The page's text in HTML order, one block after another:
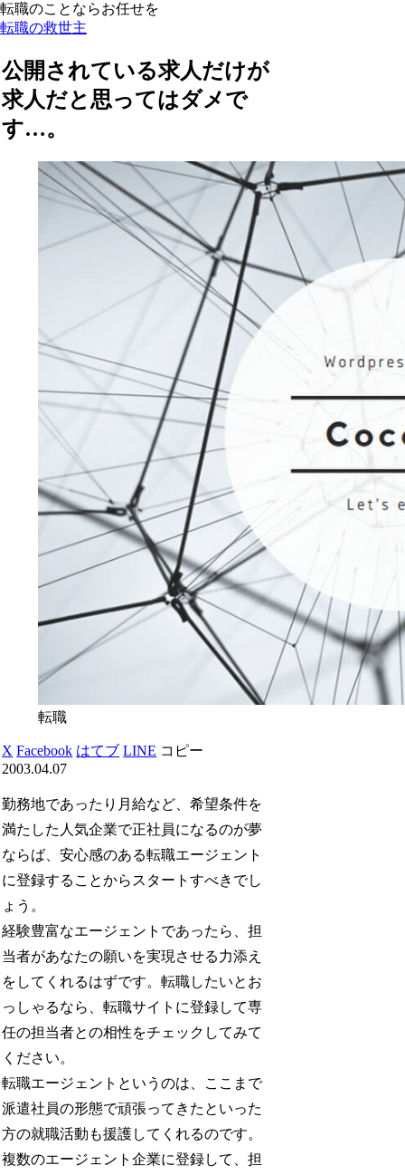
転職のことならお任せを
転職の救世主
公開されている求人だけが
求人だと思ってはダメで
す…。
転職
X Facebook はてブ LINE コピー
2003.04.07
勤務地であったり月給など、希望条件を
満たした人気企業で正社員になるのが夢
ならば、安心感のある転職エージェント
に登録することからスタートすべきでし
ょう。
経験豊富なエージェントであったら、担
当者があなたの願いを実現させる力添え
をしてくれるはずです。転職したいとお
っしゃるなら、転職サイトに登録して専
任の担当者との相性をチェックしてみて
ください。
転職エージェントというのは、ここまで
派遣社員の形態で頑張ってきたといった
方の就職活動も援護してくれるのです。
複数のエージェント企業に登録して、担